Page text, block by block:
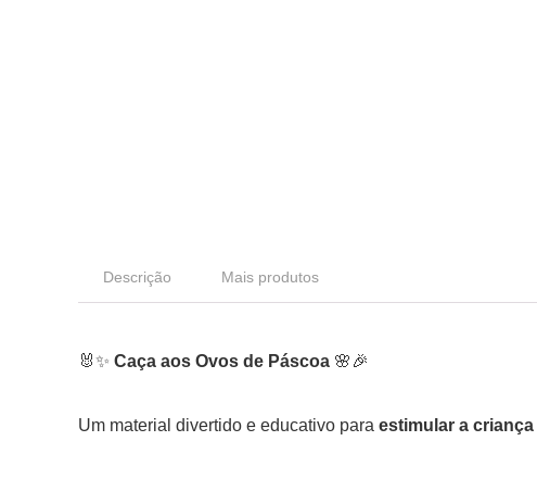
Descrição Mais produtos
🐰✨ Caça aos Ovos de Páscoa 🌸🎉
Um material divertido e educativo para estimular a criança